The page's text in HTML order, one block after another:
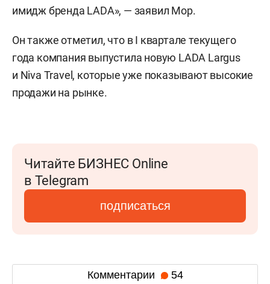
имидж бренда LADA», — заявил Мор.
Он также отметил, что в I квартале текущего
года компания выпустила новую LADA Largus
и Niva Travel, которые уже показывают высокие
продажи на рынке.
Читайте БИЗНЕС Online
в Telegram
подписаться
Комментарии 54